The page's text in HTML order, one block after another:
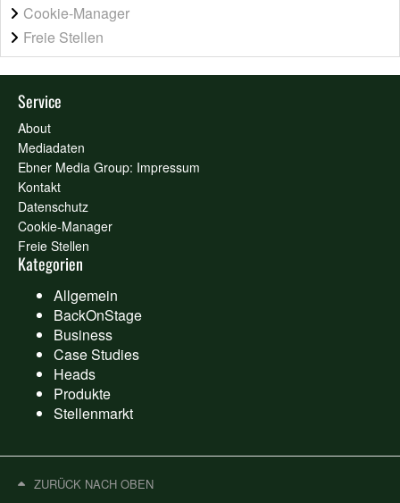
Cookie-Manager
Freie Stellen
Service
About
Mediadaten
Ebner Media Group: Impressum
Kontakt
Datenschutz
Cookie-Manager
Freie Stellen
Kategorien
Allgemein
BackOnStage
Business
Case Studies
Heads
Produkte
Stellenmarkt
ZURÜCK NACH OBEN